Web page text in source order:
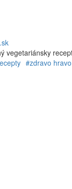
vegetariánsky
#zdravo hravo